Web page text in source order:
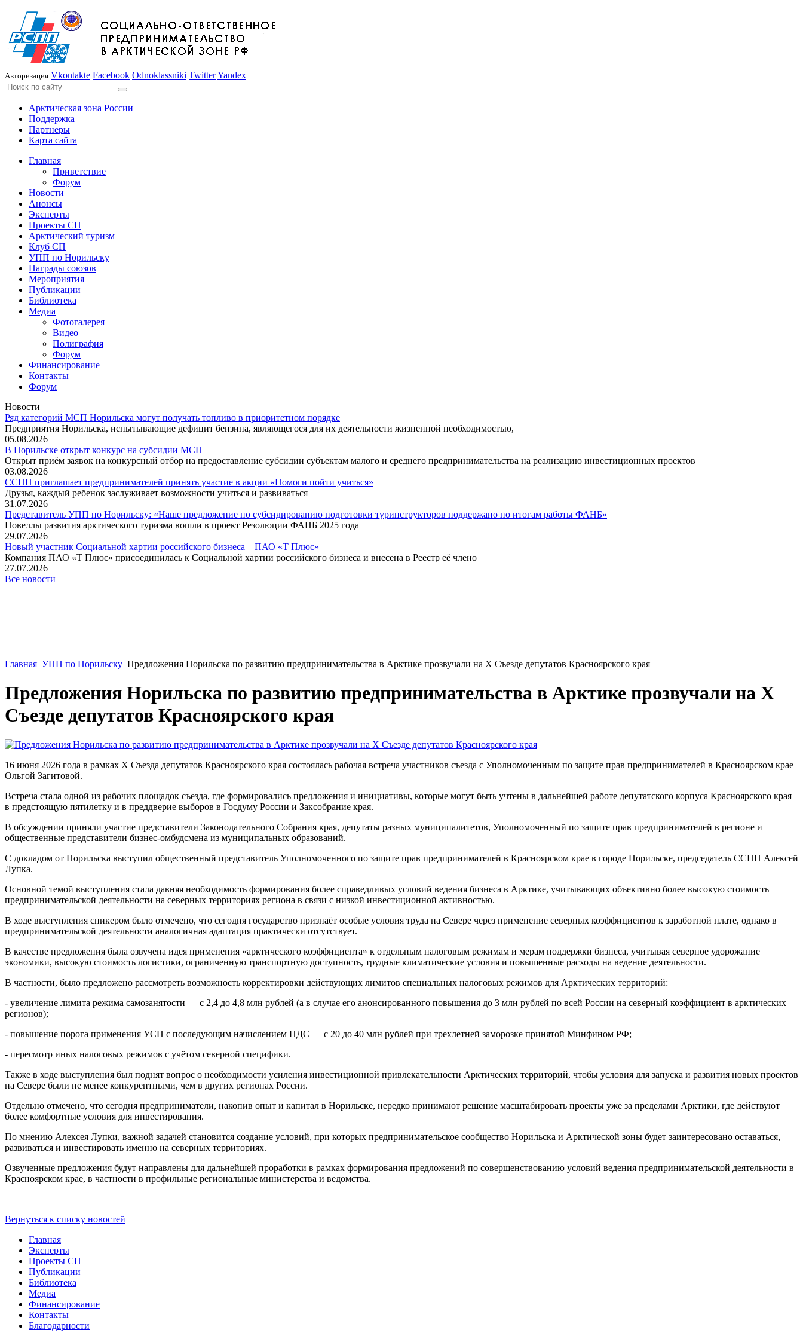
Авторизация Vkontakte Facebook Odnoklassniki TwitterYandex
Арктическая зона России
Поддержка
Партнеры
Карта сайта
Главная
Приветствие
Форум
Новости
Анонсы
Эксперты
Проекты СП
Арктический туризм
Клуб СП
УПП по Норильску
Награды союзов
Мероприятия
Публикации
Библиотека
Медиа
Фотогалерея
Видео
Полиграфия
Форум
Финансирование
Контакты
Форум
Новости
Ряд категорий МСП Норильска могут получать топливо в приоритетном порядке
Предприятия Норильска, испытывающие дефицит бензина, являющегося для их деятельности жизненной необходимостью,
05.08.2026
В Норильске открыт конкурс на субсидии МСП
Открыт приём заявок на конкурсный отбор на предоставление субсидии субъектам малого и среднего предпринимательства на реализацию инвестиционных проектов
03.08.2026
ССПП приглашает предпринимателей принять участие в акции «Помоги пойти учиться»
Друзья, каждый ребенок заслуживает возможности учиться и развиваться
31.07.2026
Представитель УПП по Норильску: «Наше предложение по субсидированию подготовки туринструкторов поддержано по итогам работы ФАНБ»
Новеллы развития арктического туризма вошли в проект Резолюции ФАНБ 2025 года
29.07.2026
Новый участник Социальной хартии российского бизнеса – ПАО «Т Плюс»
Компания ПАО «Т Плюс» присоединилась к Социальной хартии российского бизнеса и внесена в Реестр её члено
27.07.2026
Все новости
Главная УПП по Норильску Предложения Норильска по развитию предпринимательства в Арктике прозвучали на X Съезде депутатов Красноярского края
Предложения Норильска по развитию предпринимательства в Арктике прозвучали на X
Съезде депутатов Красноярского края
16 июня 2026 года в рамках X Съезда депутатов Красноярского края состоялась рабочая встреча участников съезда с Уполномоченным по защите прав предпринимателей в Красноярском крае
Ольгой Загитовой.
Встреча стала одной из рабочих площадок съезда, где формировались предложения и инициативы, которые могут быть учтены в дальнейшей работе депутатского корпуса Красноярского края
в предстоящую пятилетку и в преддверие выборов в Госдуму России и Заксобрание края.
В обсуждении приняли участие представители Законодательного Собрания края, депутаты разных муниципалитетов, Уполномоченный по защите прав предпринимателей в регионе и
общественные представители бизнес-омбудсмена из муниципальных образований.
С докладом от Норильска выступил общественный представитель Уполномоченного по защите прав предпринимателей в Красноярском крае в городе Норильске, председатель ССПП Алексей
Лупка.
Основной темой выступления стала давняя необходимость формирования более справедливых условий ведения бизнеса в Арктике, учитывающих объективно более высокую стоимость
предпринимательской деятельности на северных территориях региона в связи с низкой инвестиционной активностью.
В ходе выступления спикером было отмечено, что сегодня государство признаёт особые условия труда на Севере через применение северных коэффициентов к заработной плате, однако в
предпринимательской деятельности аналогичная адаптация практически отсутствует.
В качестве предложения была озвучена идея применения «арктического коэффициента» к отдельным налоговым режимам и мерам поддержки бизнеса, учитывая северное удорожание
экономики, высокую стоимость логистики, ограниченную транспортную доступность, трудные климатические условия и повышенные расходы на ведение деятельности.
В частности, было предложено рассмотреть возможность корректировки действующих лимитов специальных налоговых режимов для Арктических территорий:
- увеличение лимита режима самозанятости — с 2,4 до 4,8 млн рублей (а в случае его анонсированного повышения до 3 млн рублей по всей России на северный коэффициент в арктических
регионов);
- повышение порога применения УСН с последующим начислением НДС — с 20 до 40 млн рублей при трехлетней заморозке принятой Минфином РФ;
- пересмотр иных налоговых режимов с учётом северной специфики.
Также в ходе выступления был поднят вопрос о необходимости усиления инвестиционной привлекательности Арктических территорий, чтобы условия для запуска и развития новых проектов
на Севере были не менее конкурентными, чем в других регионах России.
Отдельно отмечено, что сегодня предприниматели, накопив опыт и капитал в Норильске, нередко принимают решение масштабировать проекты уже за пределами Арктики, где действуют
более комфортные условия для инвестирования.
По мнению Алексея Лупки, важной задачей становится создание условий, при которых предпринимательское сообщество Норильска и Арктической зоны будет заинтересовано оставаться,
развиваться и инвестировать именно на северных территориях.
Озвученные предложения будут направлены для дальнейшей проработки в рамках формирования предложений по совершенствованию условий ведения предпринимательской деятельности в
Красноярском крае, в частности в профильные региональные министерства и ведомства.
Вернуться к списку новостей
Главная
Эксперты
Проекты СП
Публикации
Библиотека
Медиа
Финансирование
Контакты
Благодарности